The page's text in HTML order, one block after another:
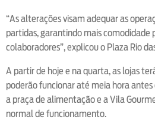
“As alterações visam adequar as
partidas, garantindo mais comodidade
colaboradores”, explicou o Plaza Rio
A partir de hoje e na quarta, as lojas
poderão funcionar até meia hora antes
a praça de alimentação e a Vila
normal de funcionamento.